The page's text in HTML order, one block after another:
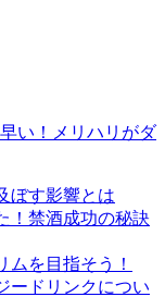
い！メリハリがダ
ぼす影響とは
！禁酒成功の秘訣
ムを目指そう！
ードリンクについ